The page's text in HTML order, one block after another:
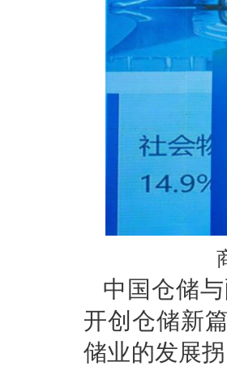
中国仓储
开创仓储新
储业的发展